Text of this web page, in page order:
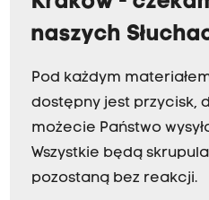
naszych
Pod każdym
dostępny jest przycisk,
możecie Państwo
Wszystkie będą
pozostaną bez reakcji.